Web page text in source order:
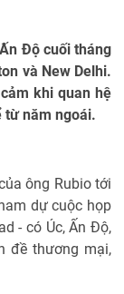
Độ cuối tháng
và New Delhi.
khi quan hệ
từ năm ngoái.
ông Rubio tới
dự cuộc họp
- có Úc, Ấn Ðộ,
đề thương mại,